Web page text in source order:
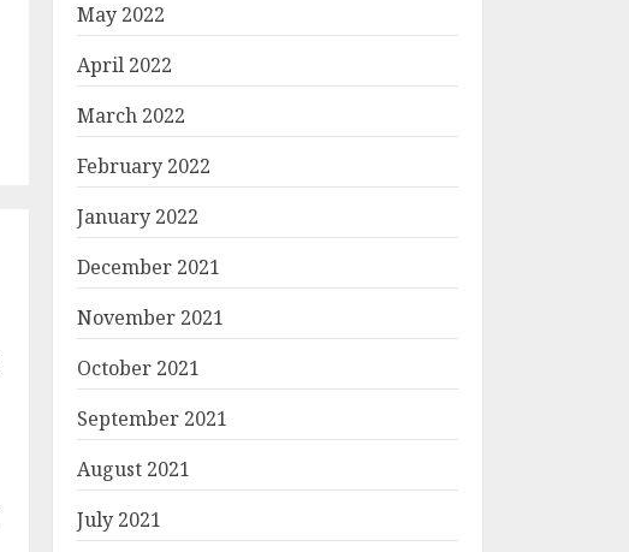
May 2022
April 2022
March 2022
February 2022
January 2022
December 2021
November 2021
October 2021
September 2021
August 2021
July 2021